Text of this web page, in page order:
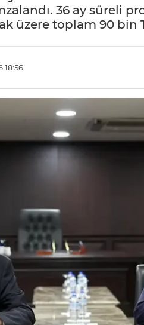
36 ay süreli
üzere toplam 90 bin
18:56